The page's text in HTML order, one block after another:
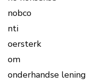
nobco
nti
oersterk
om
onderhandse lening